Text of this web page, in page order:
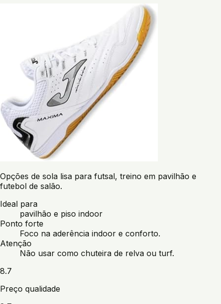
Opções de sola lisa para futsal, treino em pavilhão e
futebol de salão.
Ideal para
pavilhão e piso indoor
Ponto forte
Foco na aderência indoor e conforto.
Atenção
Não usar como chuteira de relva ou turf.
8.7
Preço qualidade